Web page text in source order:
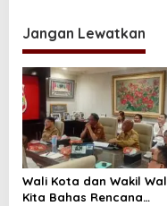
g
a
s
i
p
o
s
Jangan Lewatkan
Wali Kota dan Wakil
Kita Bahas Rencana